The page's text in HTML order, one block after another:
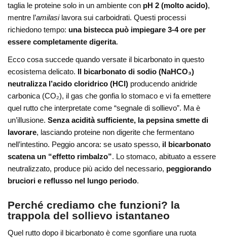
taglia le proteine solo in un ambiente con pH 2 (molto acido),
mentre l’amilasilavora sui carboidrati. Questi processi
richiedono tempo: una bistecca può impiegare 3-4 ore per
essere completamente digerita.
Ecco cosa succede quando versate il bicarbonato in questo
ecosistema delicato. Il bicarbonato di sodio (NaHCO₃)
neutralizza l’acido cloridrico (HCl) producendo anidride
carbonica (CO₂), il gas che gonfia lo stomaco e vi fa emettere
quel rutto che interpretate come “segnale di sollievo”. Ma è
un’illusione.Senza acidità sufficiente, la pepsina smette di
lavorare, lasciando proteine non digerite che fermentano
nell’intestino. Peggio ancora: se usato spesso, il bicarbonato
scatena un “effetto rimbalzo”. Lo stomaco, abituato a essere
neutralizzato, produce più acido del necessario, peggiorando
bruciori e reflusso nel lungo periodo.
Perché crediamo che funzioni? la
trappola del sollievo istantaneo
Quel rutto dopo il bicarbonato è come sgonfiare una ruota